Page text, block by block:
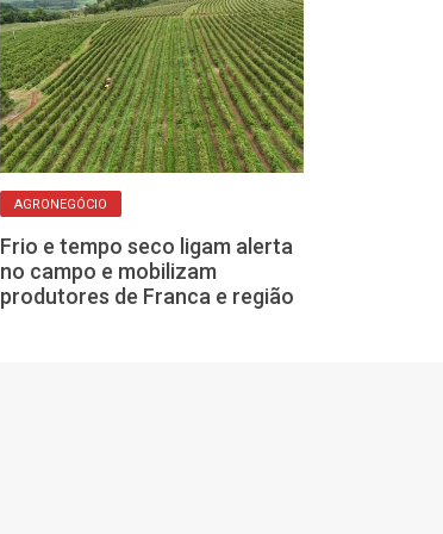
AGRONEGÓCIO
Frio e tempo seco ligam alerta
no campo e mobilizam
produtores de Franca e região